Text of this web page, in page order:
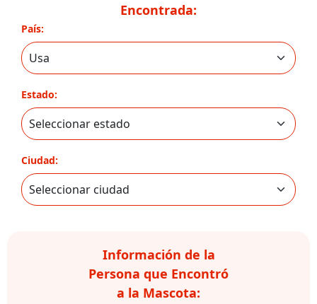
Encontrada:
País:
Estado:
Ciudad:
Información de la
Persona que Encontró
a la Mascota: